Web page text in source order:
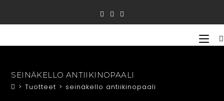
SEINÄKELLO ANTIIKINOPAALI
> Tuotteet > seinäkello antiikinopaali